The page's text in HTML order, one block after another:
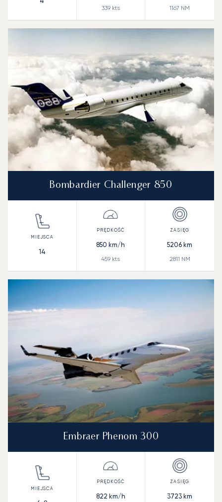
339kts 1167 NM
Bombardier Challenger 850
14
850 km/h
459 kts
5206 km
2811 NM
Embraer Phenom 300
822 km/h 3723 km